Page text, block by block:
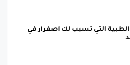
الطبية التي تسبب لك اصفرار في